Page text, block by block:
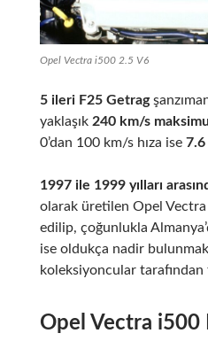
Opel Vectra i500 2.5 V6
5 ileri F25 Getrag
yaklaşık 240 km/s
0’dan 100 km/s hıza ise 7.6
1997 ile 1999 yılları
olarak üretilen Opel Vectra
edilip, çoğunlukla
ise oldukça nadir
koleksiyoncular tarafından
Opel Vectra i500